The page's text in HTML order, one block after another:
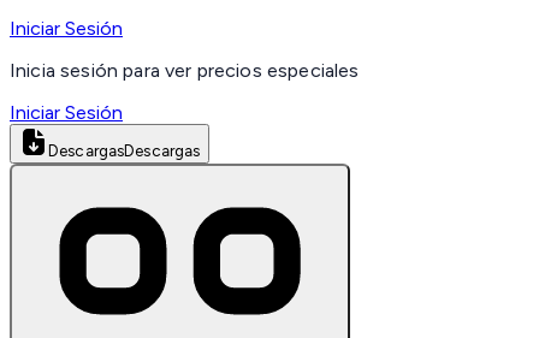
Iniciar Sesión
Inicia sesión para ver precios especiales
Iniciar Sesión
DescargasDescargas